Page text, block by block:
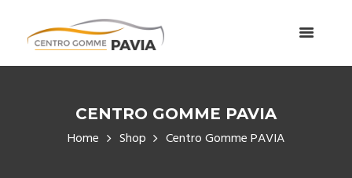
CENTRO GOMME PAVIA
Home Shop Centro Gomme PAVIA